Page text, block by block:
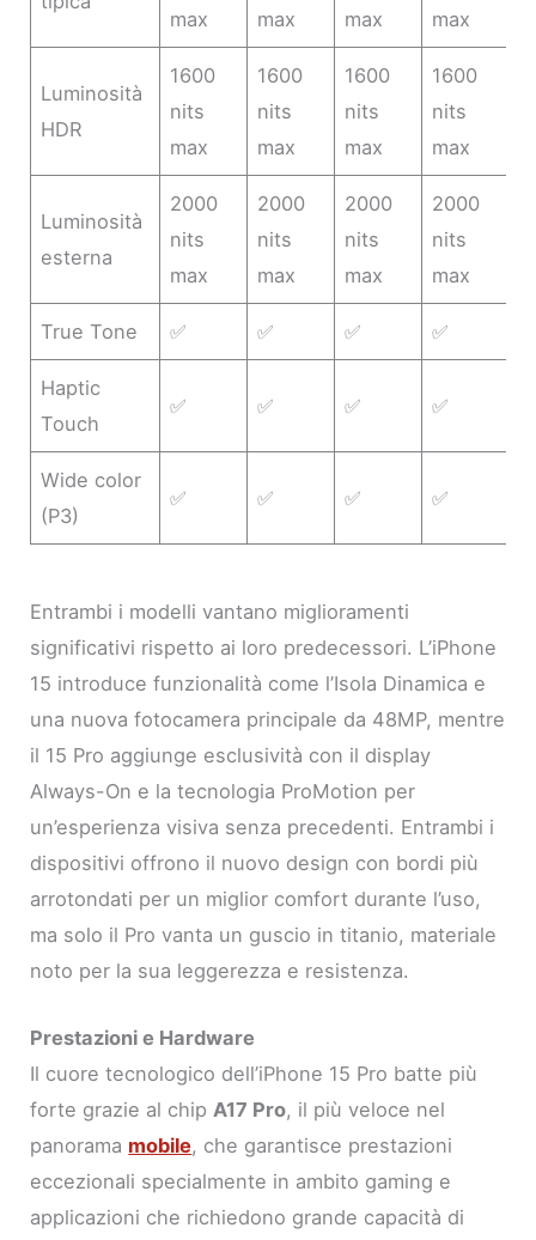
max max max max
Luminosità
HDR
1600
nits
max
1600
nits
max
1600
nits
max
1600
nits
max
Luminosità
esterna
2000
nits
max
2000
nits
max
2000
nits
max
2000
nits
max
True Tone ✅ ✅ ✅ ✅
Haptic
Touch
✅ ✅ ✅ ✅
Wide color
(P3)
✅ ✅ ✅ ✅
Entrambi i modelli vantano miglioramenti
significativi rispetto ai loro predecessori. L’iPhone
15 introduce funzionalità come l’Isola Dinamica e
una nuova fotocamera principale da 48MP, mentre
il 15 Pro aggiunge esclusività con il display
Always-On e la tecnologia ProMotion per
un’esperienza visiva senza precedenti. Entrambi i
dispositivi offrono il nuovo design con bordi più
arrotondati per un miglior comfort durante l’uso,
ma solo il Pro vanta un guscio in titanio, materiale
noto per la sua leggerezza e resistenza.
Prestazioni e Hardware
Il cuore tecnologico dell’iPhone 15 Pro batte più
forte grazie al chipA17 Pro, il più veloce nel
panorama mobile, che garantisce prestazioni
eccezionali specialmente in ambito gaming e
applicazioni che richiedono grande capacità di